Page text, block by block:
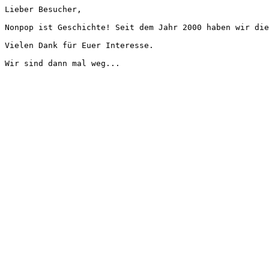
Lieber Besucher,
Nonpop ist Geschichte! Seit dem Jahr 2000 haben wir
Vielen Dank für Euer Interesse.
Wir sind dann mal weg...